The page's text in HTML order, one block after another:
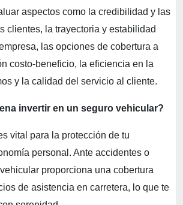
aspectos como la credibilidad y las
clientes, la trayectoria y estabilidad
las opciones de cobertura a
costo-beneficio, la eficiencia en la
y la calidad del servicio al cliente.
invertir en un seguro vehicular?
vital para la protección de tu
personal. Ante accidentes o
proporciona una cobertura
de asistencia en carretera, lo que te